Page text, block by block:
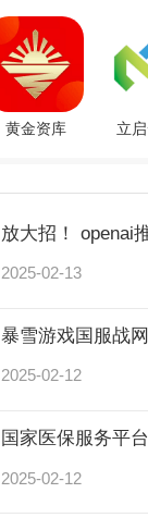
黄金资库 立
放大招！ openai
2025-02-13
2025-02-12
2025-02-12